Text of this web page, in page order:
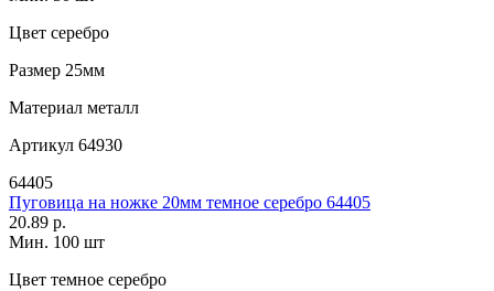
Цвет серебро
Размер 25мм
Материал металл
Артикул 64930
64405
Пуговица на ножке 20мм темное серебро 64405
20.89 р.
Мин. 100 шт
Цвет темное серебро